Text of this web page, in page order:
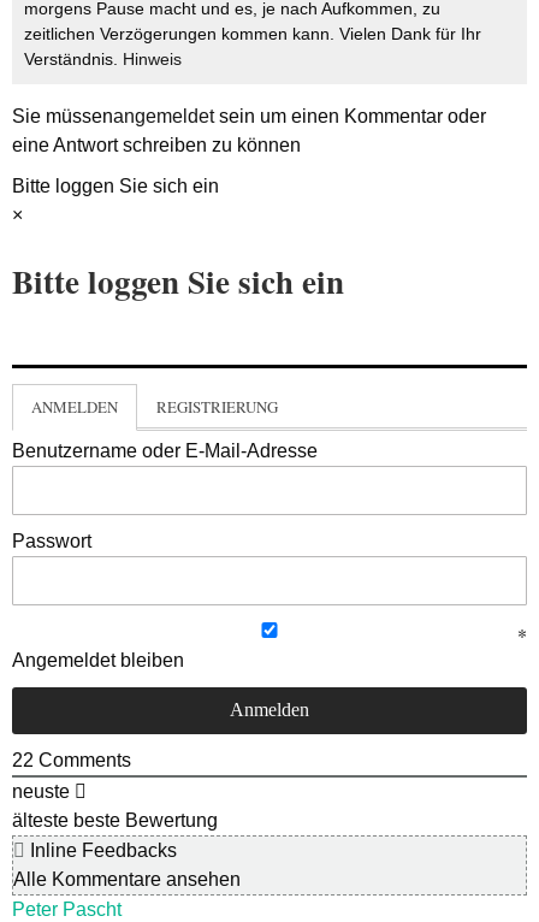
morgens Pause macht und es, je nach Aufkommen, zu
zeitlichen Verzögerungen kommen kann. Vielen Dank für Ihr
Verständnis. Hinweis
Sie müssenangemeldetsein um einen Kommentar oder
eine Antwort schreiben zu können
Bitte loggen Sie sich ein
×
Bitte loggen Sie sich ein
ANMELDEN REGISTRIERUNG
Benutzername oder E-Mail-Adresse
Passwort
Angemeldet bleiben
22 Comments
neuste
älteste beste Bewertung
Inline Feedbacks
Alle Kommentare ansehen
Peter Pascht